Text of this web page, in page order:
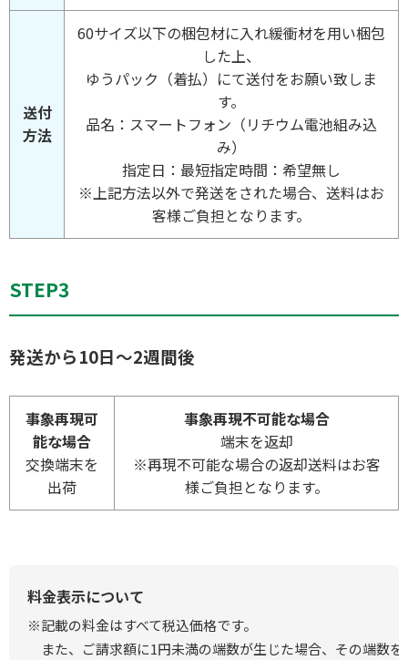
送付
方法
60サイズ以下の梱包材に入れ緩衝材を用い梱包
した上、
ゆうパック（着払）にて送付をお願い致しま
す。
品名：スマートフォン（リチウム電池組み込
み）
指定日：最短指定時間：希望無し
※上記方法以外で発送をされた場合、送料はお
客様ご負担となります。
STEP3
発送から10日～2週間後
事象再現可
能な場合
交換端末を
出荷
事象再現不可能な場合
端末を返却
※再現不可能な場合の返却送料はお客
様ご負担となります。
料金表示について
※記載の料金はすべて税込価格です。
また、ご請求額に1円未満の端数が生じた場合、その端数